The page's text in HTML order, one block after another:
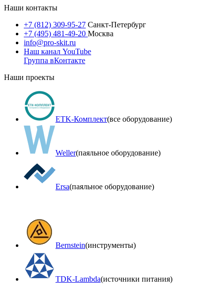
Наши контакты
+7 (812) 309-95-27 Санкт-Петербург
+7 (495) 481-49-20 Москва
info@pro-skit.ru
Наш канал YouTube
Группа вКонтакте
Наши проекты
ETK-Комплект(все оборудование)
Weller(паяльное оборудование)
Ersa(паяльное оборудование)
Bernstein(инструменты)
TDK-Lambda(источники питания)